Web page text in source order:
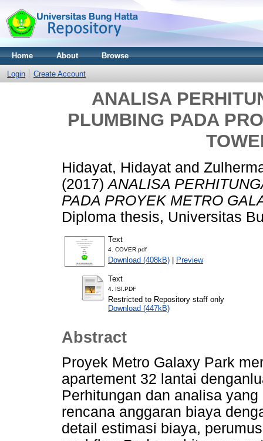
Home About Browse
Login Create Account
ANALISA
PLUMBING PADA
Hidayat, Hidayat and
(2017)ANALISA
PADA PROYEK METRO
Diploma thesis, Universitas
Text
4. COVER.pdf
Download (408kB) | Preview
Text
4. ISI.PDF
Restricted to Repository staff only
Download (447kB)
Abstract
Proyek Metro Galaxy Park
apartement 32 lantai
Perhitungan dan analisa
rencana anggaran biaya
detail estimasi biaya,